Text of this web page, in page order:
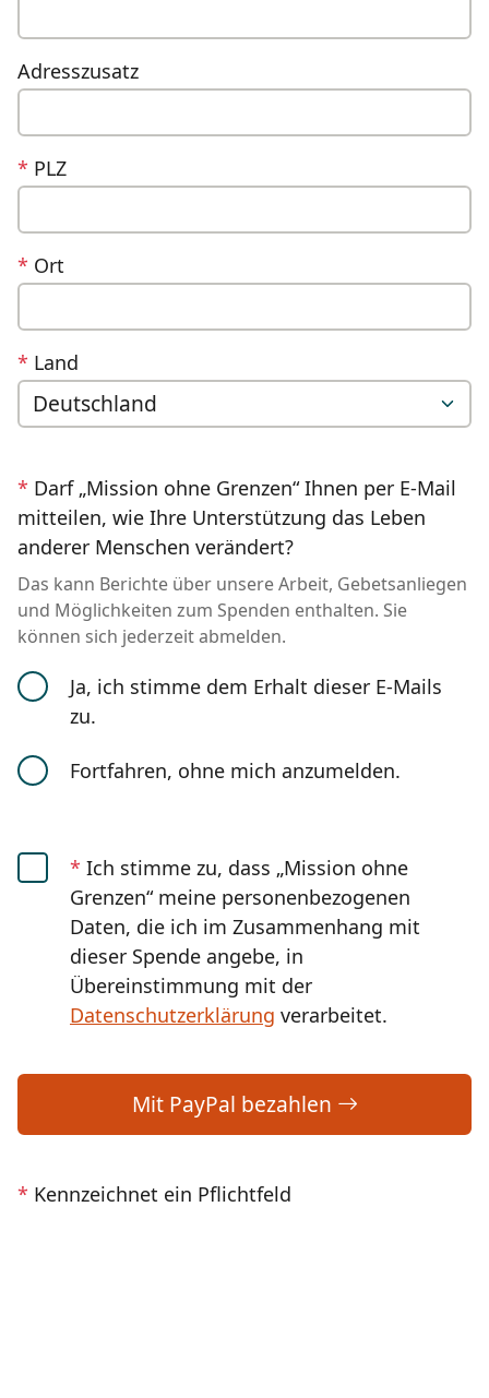
Adresszusatz
* PLZ
* Ort
* Land
* Darf „Mission ohne Grenzen“ Ihnen per E-Mail
mitteilen, wie Ihre Unterstützung das Leben
anderer Menschen verändert?
Das kann Berichte über unsere Arbeit, Gebetsanliegen
und Möglichkeiten zum Spenden enthalten. Sie
können sich jederzeit abmelden.
Ja, ich stimme dem Erhalt dieser E-Mails
zu.
Fortfahren, ohne mich anzumelden.
* Ich stimme zu, dass „Mission ohne
Grenzen“ meine personenbezogenen
Daten, die ich im Zusammenhang mit
dieser Spende angebe, in
Übereinstimmung mit der
Datenschutzerklärung verarbeitet.
Mit PayPal bezahlen
* Kennzeichnet ein Pflichtfeld